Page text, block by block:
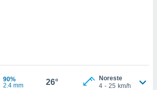
90%
2.4 mm
26°
Noreste
4 - 25 km/h